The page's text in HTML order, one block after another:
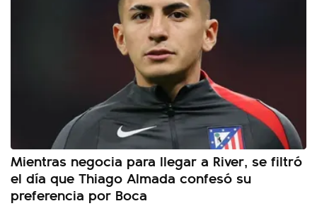
Mientras negocia para llegar a River, se filtró
el día que Thiago Almada confesó su
preferencia por Boca